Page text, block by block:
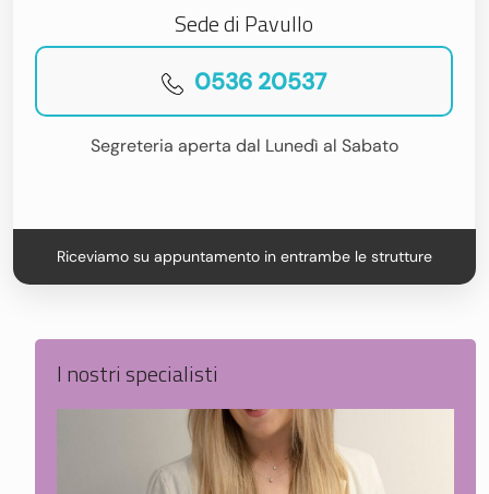
Sede di Pavullo
0536 20537
Segreteria aperta dal Lunedì al Sabato
Riceviamo su appuntamento in entrambe le strutture
I nostri specialisti